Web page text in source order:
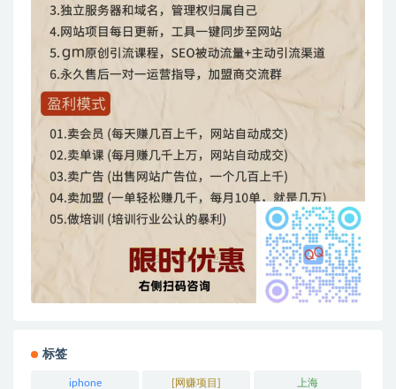
标签
iphone [网赚项目] 上海